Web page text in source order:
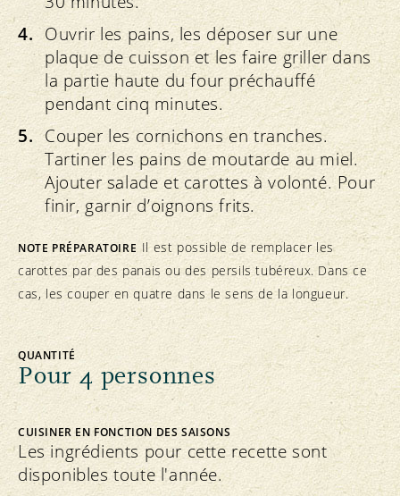
Ouvrir les pains, les déposer sur une
plaque de cuisson et les faire griller dans
la partie haute du four préchauffé
pendant cinq minutes.
Couper les cornichons en tranches.
Tartiner les pains de moutarde au miel.
Ajouter salade et carottes à volonté. Pour
finir, garnir d’oignons frits.
NOTE PRÉPARATOIRE Il est possible de remplacer les
carottes par des panais ou des persils tubéreux. Dans ce
cas, les couper en quatre dans le sens de la longueur.
QUANTITÉ
Pour 4 personnes
CUISINER EN FONCTION DES SAISONS
Les ingrédients pour cette recette sont
disponibles toute l'année.